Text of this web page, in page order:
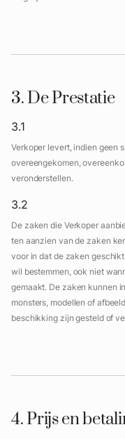
3. De Prestatie
3.1
Verkoper levert, indien geen
overeengekomen,
veronderstellen.
3.2
De zaken die Verkoper
ten aanzien van de zaken
voor in dat de zaken
wil bestemmen, ook niet
gemaakt. De zaken kunnen
monsters, modellen of
beschikking zijn gesteld of
4. Prijs en